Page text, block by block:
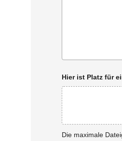
Hier ist Platz für
Die maximale